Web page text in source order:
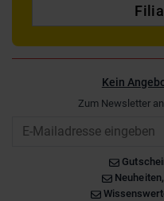
Kein
Zum Newsletter